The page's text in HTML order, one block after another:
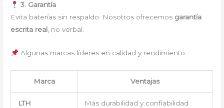
3. Garantía
Evita baterías sin respaldo. Nosotros ofrecemos garantía
escrita real, no verbal.
Algunas marcas líderes en calidad y rendimiento:
Marca Ventajas
LTH Más durabilidad y confiabilidad